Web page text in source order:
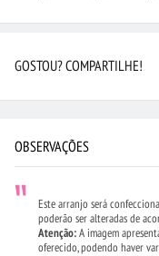
GOSTOU? COMPARTILHE!
OBSERVAÇÕES
Este arranjo será
poderão ser alteradas de
Atenção:A imagem
oferecido, podendo haver